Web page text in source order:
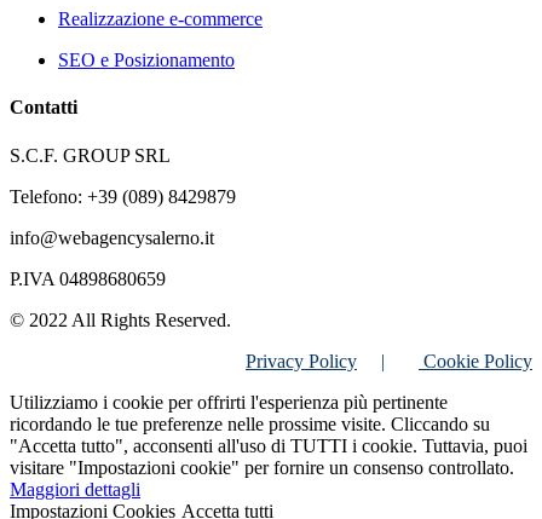
Realizzazione e-commerce
SEO e Posizionamento
Contatti
S.C.F. GROUP SRL
Telefono: +39 (089) 8429879
info@webagencysalerno.it
P.IVA 04898680659
© 2022 All Rights Reserved.
Privacy Policy |
Cookie Policy
Utilizziamo i cookie per offrirti l'esperienza più pertinente
ricordando le tue preferenze nelle prossime visite. Cliccando su
"Accetta tutto", acconsenti all'uso di TUTTI i cookie. Tuttavia, puoi
visitare "Impostazioni cookie" per fornire un consenso controllato.
Maggiori dettagli
Impostazioni Cookies Accetta tutti